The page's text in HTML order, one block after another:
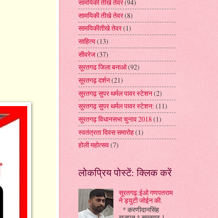
सामयिकी तीखे तेवर(94)
सामयिकी तीखे तेवर(8)
सामयिकीतीखे तेवर(1)
साहित्य(13)
सीवरेज(37)
सूरतगढ जिला बनाओ(92)
सूरतगढ़ दर्शन(21)
सूरतगढ़ सुपर थर्मल पावर स्टेशन(2)
सूरतगढ़ सुपर थर्मल पावर स्टेशन: (11)
सूरतगढ़ विधानसभा चुनाव 2018(1)
स्वतंत्रता दिवस समारोह(1)
होली महोत्सव(7)
लोकप्रिय पोस्टें: क्लिक करें
सूरतगढ़:ईओ गणपतराम
ने ड्युटी जोईन की.
* करणीदानसिंह